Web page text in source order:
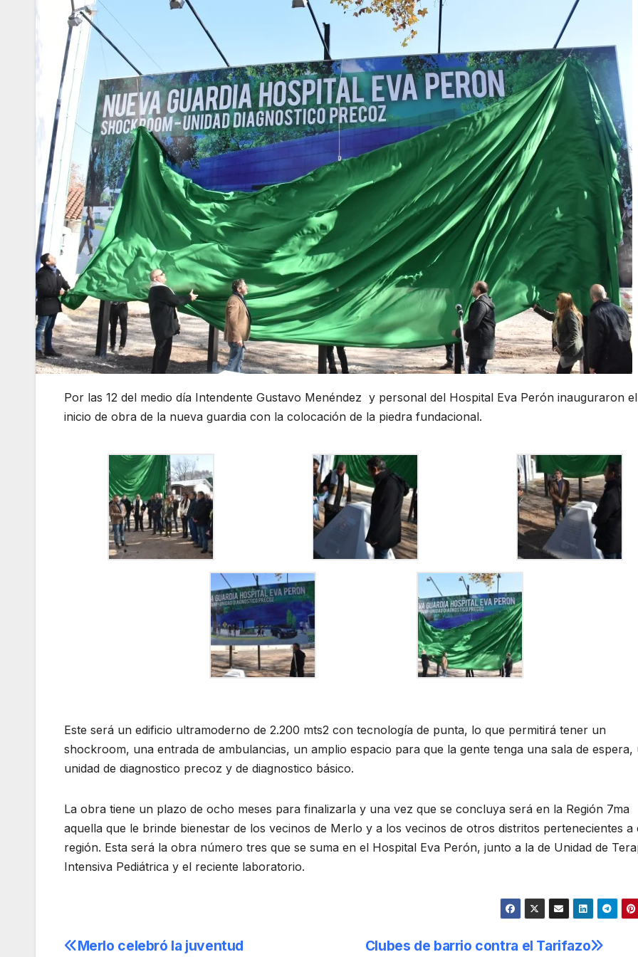
Por las 12 del medio día Intendente Gustavo Menéndez y personal del Hospital Eva Perón inauguraron el
inicio de obra de la nueva guardia con la colocación de la piedra fundacional.
Este será un edificio ultramoderno de 2.200 mts2 con tecnología de punta, lo que permitirá tener un
shockroom, una entrada de ambulancias, un amplio espacio para que la gente tenga una sala de espera,
unidad de diagnostico precoz y de diagnostico básico.
La obra tiene un plazo de ocho meses para finalizarla y una vez que se concluya será en la Región 7ma
aquella que le brinde bienestar de los vecinos de Merlo y a los vecinos de otros distritos pertenecientes a
región. Esta será la obra número tres que se suma en el Hospital Eva Perón, junto a la de Unidad de
Intensiva Pediátrica y el reciente laboratorio.
Clubes de barrio contra el Tarifazo
Merlo celebró la juventud